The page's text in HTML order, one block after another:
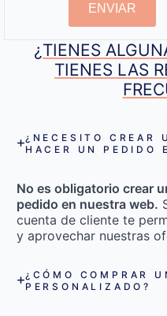
ENVIAR
¿TIENES
TIENES LAS
¿NECESITO CREAR
HACER UN PEDIDO
No es obligatorio crear
pedido en nuestra web.
cuenta de cliente te
y aprovechar nuestras
¿CÓMO COMPRAR
PERSONALIZADO?